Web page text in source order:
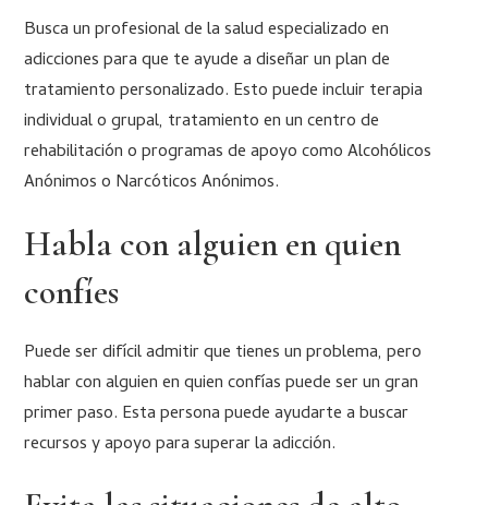
Busca un profesional de la salud especializado en
adicciones para que te ayude a diseñar un plan de
tratamiento personalizado. Esto puede incluir terapia
individual o grupal, tratamiento en un centro de
rehabilitación o programas de apoyo como Alcohólicos
Anónimos o Narcóticos Anónimos.
Habla con alguien en quien
confíes
Puede ser difícil admitir que tienes un problema, pero
hablar con alguien en quien confías puede ser un gran
primer paso. Esta persona puede ayudarte a buscar
recursos y apoyo para superar la adicción.